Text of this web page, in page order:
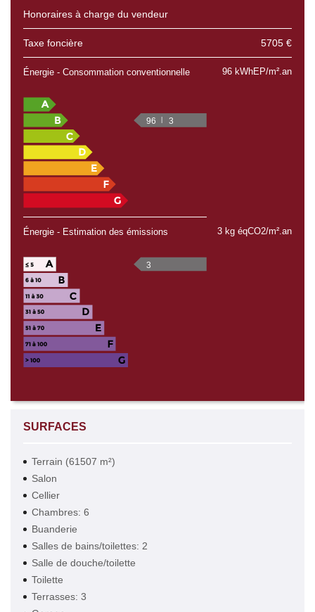
Honoraires à charge du vendeur
Taxe foncière 5705 €
Énergie - Consommation conventionnelle 96 kWhEP/m².an
96 3
Énergie - Estimation des émissions 3 kg éqCO2/m².an
3
SURFACES
Terrain (61507 m²)
Salon
Cellier
Chambres: 6
Buanderie
Salles de bains/toilettes: 2
Salle de douche/toilette
Toilette
Terrasses: 3